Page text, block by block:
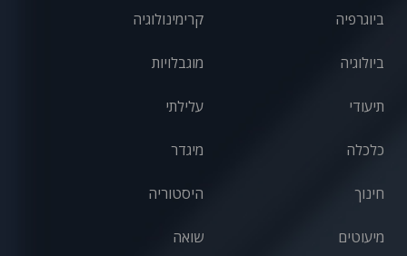
ביוגרפיה
ביולוגיה
קרימינולוגיה
מוגבלויות
תיעודי
כלכלה
חינוך
מיעוטים
עלילתי
מיגדר
היסטוריה
שואה